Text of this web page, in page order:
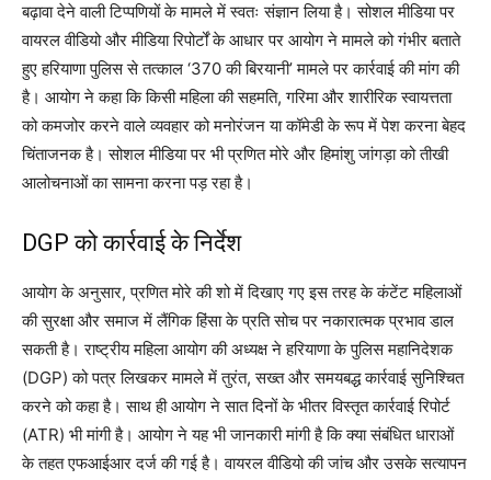
बढ़ावा देने वाली टिप्पणियों के मामले में स्वतः संज्ञान लिया है। सोशल मीडिया पर
वायरल वीडियो और मीडिया रिपोर्टों के आधार पर आयोग ने मामले को गंभीर बताते
हुए हरियाणा पुलिस से तत्काल ‘370 की बिरयानी’ मामले पर कार्रवाई की मांग की
है। आयोग ने कहा कि किसी महिला की सहमति, गरिमा और शारीरिक स्वायत्तता
को कमजोर करने वाले व्यवहार को मनोरंजन या कॉमेडी के रूप में पेश करना बेहद
चिंताजनक है। सोशल मीडिया पर भी प्रणित मोरे और हिमांशु जांगड़ा को तीखी
आलोचनाओं का सामना करना पड़ रहा है।
DGP को कार्रवाई के निर्देश
आयोग के अनुसार, प्रणित मोरे की शो में दिखाए गए इस तरह के कंटेंट महिलाओं
की सुरक्षा और समाज में लैंगिक हिंसा के प्रति सोच पर नकारात्मक प्रभाव डाल
सकती है। राष्ट्रीय महिला आयोग की अध्यक्ष ने हरियाणा के पुलिस महानिदेशक
(DGP) को पत्र लिखकर मामले में तुरंत, सख्त और समयबद्ध कार्रवाई सुनिश्चित
करने को कहा है। साथ ही आयोग ने सात दिनों के भीतर विस्तृत कार्रवाई रिपोर्ट
(ATR) भी मांगी है। आयोग ने यह भी जानकारी मांगी है कि क्या संबंधित धाराओं
के तहत एफआईआर दर्ज की गई है। वायरल वीडियो की जांच और उसके सत्यापन